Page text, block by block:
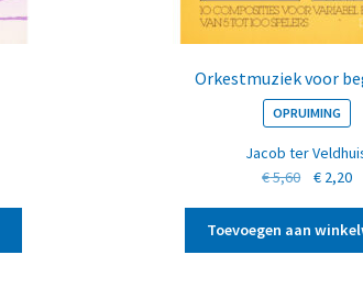
Orkestmuziek voor
OPRUIMING
Jacob ter
€5,60
was:
€ 5,60.
€2,20
is:
€
Toevoegen aan